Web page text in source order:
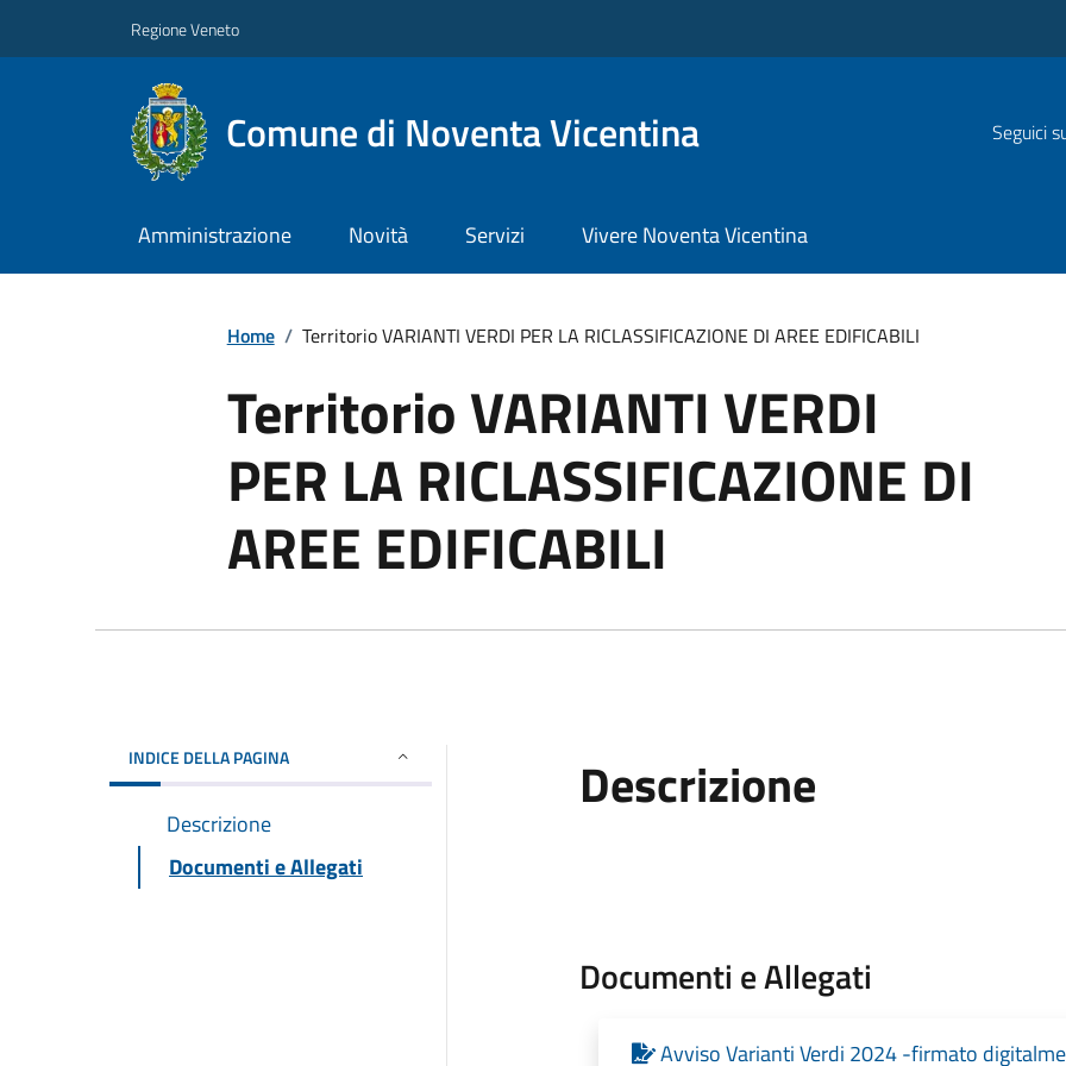
Regione Veneto
Comune di Noventa Vicentina Seguici
Amministrazione Novità Servizi Vivere Noventa Vicentina
Home / Territorio VARIANTI VERDI PER LA RICLASSIFICAZIONE DI AREE EDIFICABILI
Territorio VARIANTI VERDI
PER LA RICLASSIFICAZIONE DI
AREE EDIFICABILI
INDICE DELLA PAGINA
Descrizione
Documenti e Allegati
Descrizione
Documenti e Allegati
Avviso Varianti Verdi 2024 -firmato